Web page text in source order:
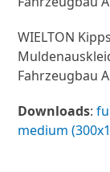
WIELTON
Fahrzeugbau
Downloads:
medium